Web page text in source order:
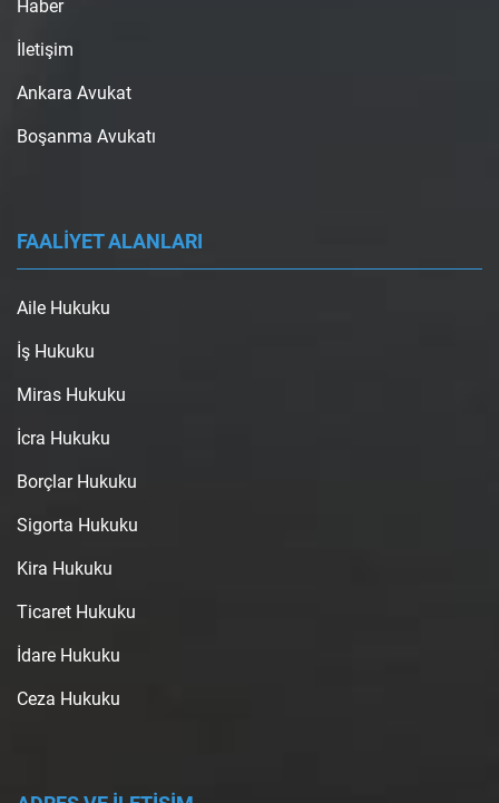
Haber
İletişim
Ankara Avukat
Boşanma Avukatı
FAALİYET ALANLARI
Aile Hukuku
İş Hukuku
Miras Hukuku
İcra Hukuku
Borçlar Hukuku
Sigorta Hukuku
Kira Hukuku
Ticaret Hukuku
İdare Hukuku
Ceza Hukuku